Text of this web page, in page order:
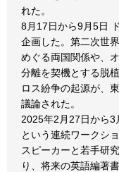
れた。
8月17日から9月5日
企画した。第二次世
めぐる両国関係や、
分離を契機とする脱
ロス紛争の起源が、
議論された。
2025年2月27日から3
という連続ワークシ
スピーカーと若手研
り、将来の英語編著